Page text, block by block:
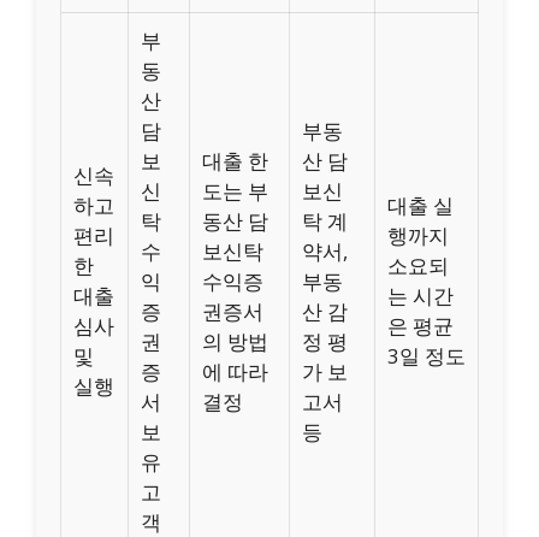
신속
하고
편리
한
대출
심사
및
실행
부
동
산
담
보
신
탁
수
익
증
권
증
서
보
유
고
객
대출 한
도는 부
동산 담
보신탁
수익증
권증서
의 방법
에 따라
결정
부동
산 담
보신
탁 계
약서,
부동
산 감
정 평
가 보
고서
등
대출 실
행까지
소요되
는 시간
은 평균
3일 정도